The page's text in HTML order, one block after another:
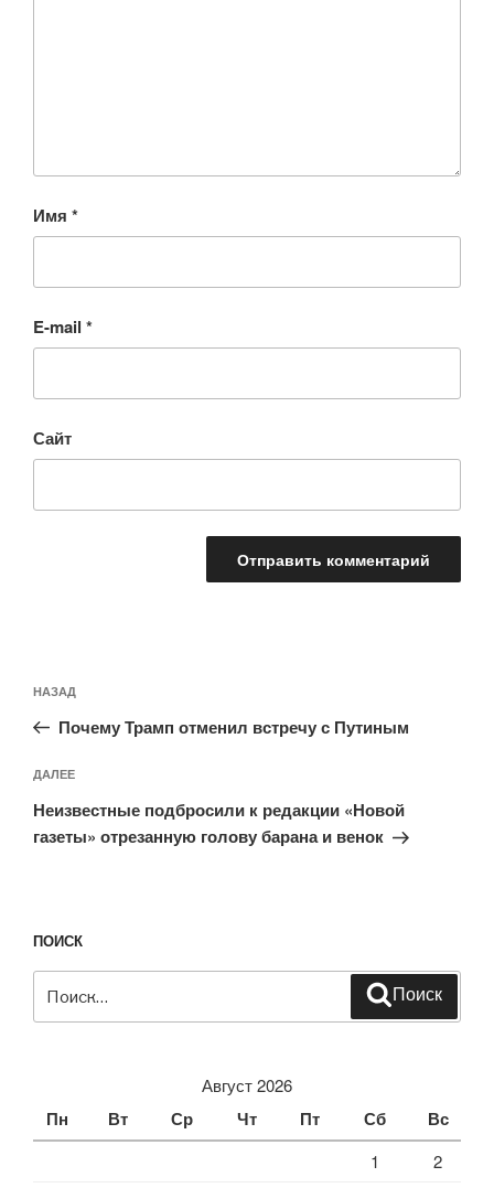
Имя *
E-mail *
Сайт
по
записям
Предыдущая
запись:
НАЗАД
Почему Трамп отменил встречу с Путиным
Следующая
запись
ДАЛЕЕ
Неизвестные подбросили к редакции «Новой
газеты» отрезанную голову барана и венок
ПОИСК
Поиск
Август 2026
Пн Вт Ср Чт Пт Сб Вс
1
2